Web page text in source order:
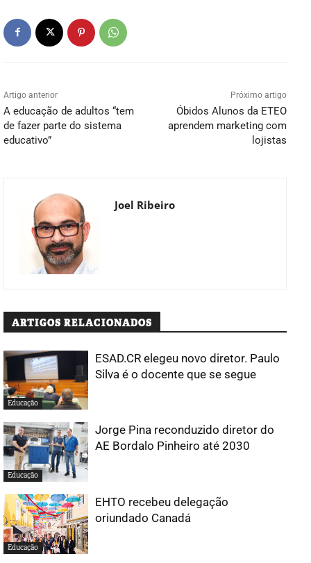
Artigo anterior
A educação de adultos “tem
de fazer parte do sistema
educativo”
Próximo artigo
Óbidos Alunos da ETEO
aprendem marketing com
lojistas
Joel Ribeiro
ARTIGOS RELACIONADOS
Educação
ESAD.CR elegeu novo diretor. Paulo
Silva é o docente que se segue
Educação
Jorge Pina reconduzido diretor do
AE Bordalo Pinheiro até 2030
Educação
EHTO recebeu delegação
oriundado Canadá